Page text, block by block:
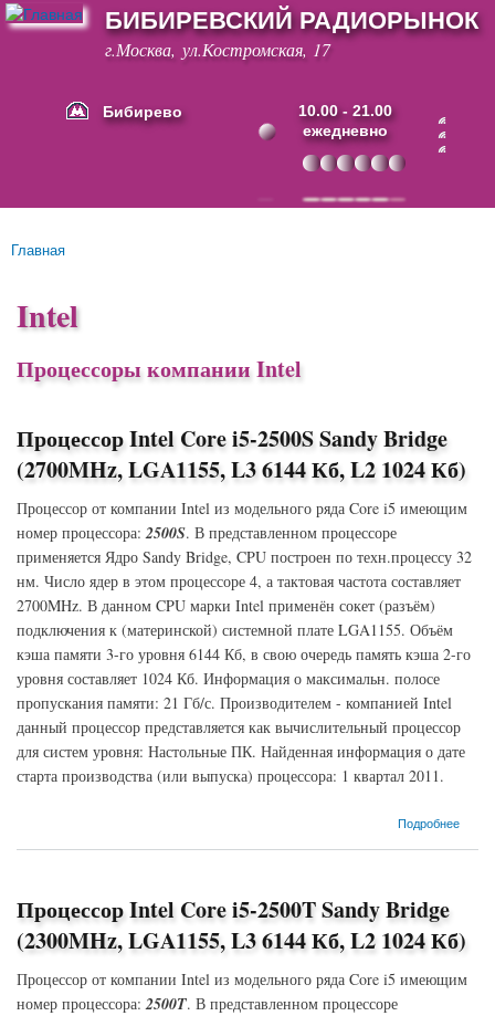
Перейти к
основному
содержанию
БИБИРЕВСКИЙ РАДИОРЫНОК
г.Москва, ул.Костромская, 17
Бибирево
10.00 - 21.00
ежедневно
Основные ссылки
Вы здесь
Главная
Intel
Процессоры компании Intel
Процессор Intel Core i5-2500S Sandy Bridge
(2700MHz, LGA1155, L3 6144 Кб, L2 1024 Кб)
Процессор от компании Intel из модельного ряда Core i5 имеющим
номер процессора:2500S. В представленном процессоре
применяется Ядро Sandy Bridge, CPU построен по техн.процессу 32
нм. Число ядер в этом процессоре 4, а тактовая частота составляет
2700MHz. В данном CPU марки Intel применён сокет (разъём)
подключения к (материнской) системной плате LGA1155. Объём
кэша памяти 3-го уровня 6144 Кб, в свою очередь память кэша 2-го
уровня составляет 1024 Кб. Информация о максимальн. полосе
пропускания памяти: 21 Гб/с. Производителем - компанией Intel
данный процессор представляется как вычислительный процессор
для систем уровня: Настольные ПК. Найденная информация о дате
старта производства (или выпуска) процессора: 1 квартал 2011.
Подробнее
о Процессор Intel Core i5-2500S Sandy Bridge (2700MHz, LGA1155, L3 6144 Кб, L2 1024
Процессор Intel Core i5-2500T Sandy Bridge
(2300MHz, LGA1155, L3 6144 Кб, L2 1024 Кб)
Процессор от компании Intel из модельного ряда Core i5 имеющим
номер процессора:2500T. В представленном процессоре